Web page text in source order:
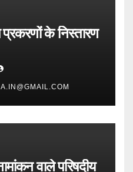
प्रकरणों के निस्तारण
वाले परिषदीय